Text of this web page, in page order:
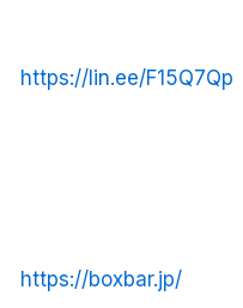
https://lin.ee/F15Q7Qp
https://boxbar.jp/